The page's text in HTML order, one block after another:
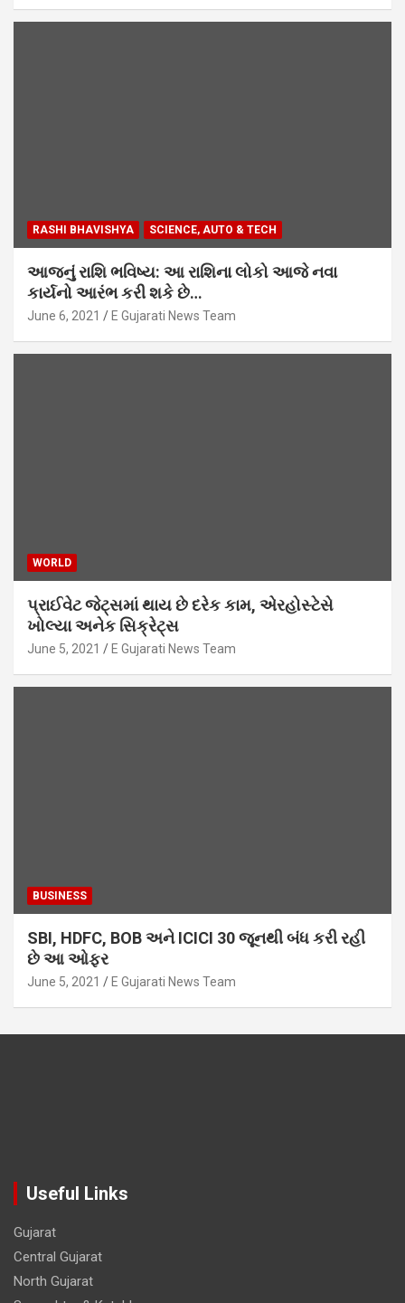
RASHI BHAVISHYA SCIENCE, AUTO & TECH
આજનું રાશિ ભવિષ્ય: આ રાશિના લોકો આજે નવા
કાર્યનો આરંભ કરી શકે છે…
June 6, 2021 E Gujarati News Team
WORLD
પ્રાઈવેટ જેટ્સમાં થાય છે દરેક કામ, એરહોસ્ટેસે
ખોલ્યા અનેક સિક્રેટ્સ
June 5, 2021 E Gujarati News Team
BUSINESS
SBI, HDFC, BOB અને ICICI 30 જૂનથી બંધ કરી રહી
છે આ ઓફર
June 5, 2021 E Gujarati News Team
Useful Links
Gujarat
Central Gujarat
North Gujarat